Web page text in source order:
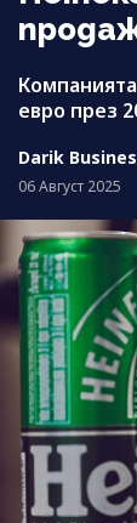
евро през
Darik
06 Август 2025